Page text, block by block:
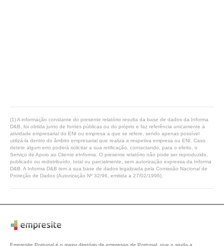
(1) A informação constante do presente relatório resulta da base de dados da Informa
D&B, foi obtida junto de fontes públicas ou do próprio e faz referência unicamente à
atividade empresarial do ENI ou empresa a que se refere, sendo apenas possível
utilizá-la dentro do âmbito empresarial que realiza a respetiva empresa ou ENI. Caso
detete algum erro poderá solicitar a sua retificação, contactando, para o efeito, o
Serviço de Apoio ao Cliente eInforma. O presente relatório não pode ser reproduzido,
publicado ou redistribuído, total ou parcialmente, sem autorização expressa da Informa
D&B. A Informa D&B tem a sua base de dados legalizada pela Comissão Nacional de
Proteção de Dados (Autorização Nº 32/96, emitida a 27/02/1996).